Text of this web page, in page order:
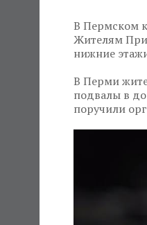
В Пермском
Жителям
нижние
В Перми
подвалы в
поручили